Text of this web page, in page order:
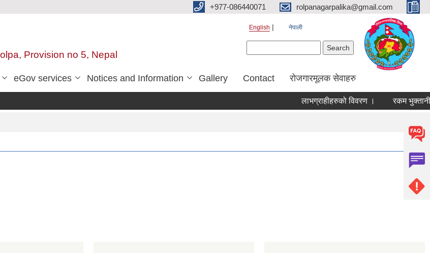
+977-086440071 rolpanagarpalika@gmail.com
Provision no 5, Nepal
English नेपाली
eGov services Notices and Information Gallery Contact रोजगारमूलक सेवाहरु
लाभग्राहीहरुको विवरण । रकम भुक्तानी